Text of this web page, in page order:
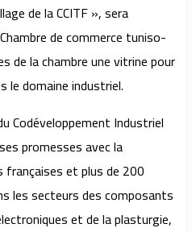
de la CCITF », sera
de commerce tuniso-
de la chambre une vitrine pour
le domaine industriel.
Codéveloppement Industriel
promesses avec la
et plus de 200
les secteurs des composants
et de la plasturgie,